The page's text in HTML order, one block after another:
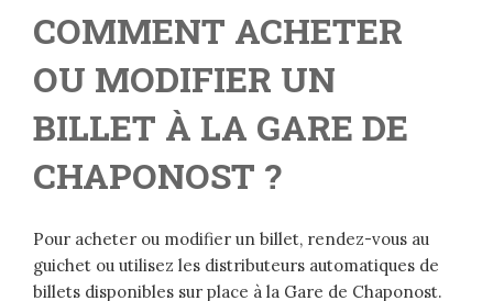
COMMENT ACHETER
OU MODIFIER UN
BILLET À LA GARE DE
CHAPONOST ?
Pour acheter ou modifier un billet, rendez-vous au
guichet ou utilisez les distributeurs automatiques de
billets disponibles sur place à la Gare de Chaponost.